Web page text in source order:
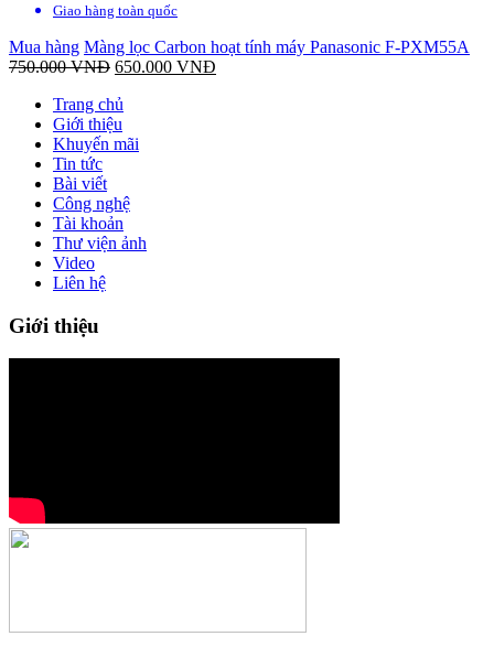
Giao hàng toàn quốc
Mua hàng Màng lọc Carbon hoạt tính máy Panasonic F-PXM55A
750.000VNĐ 650.000 VNĐ
Trang chủ
Giới thiệu
Khuyến mãi
Tin tức
Bài viết
Công nghệ
Tài khoản
Thư viện ảnh
Video
Liên hệ
Giới thiệu